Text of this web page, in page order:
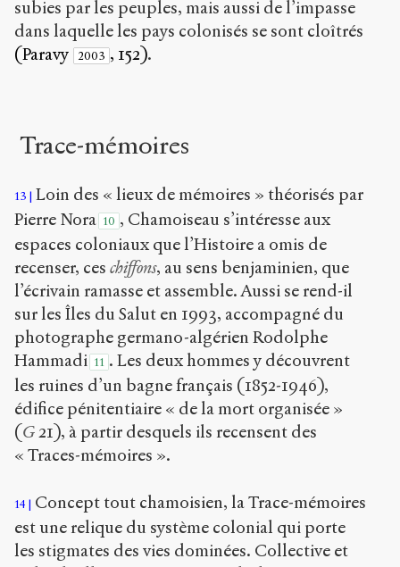
subies par les peuples, mais aussi de l’impasse
dans laquelle les pays colonisés se sont cloîtrés
(Paravy 2003 , 152).
Trace-mémoires
13
Loin des « lieux de mémoires » théorisés par
Pierre Nora 10 , Chamoiseau s’intéresse aux
espaces coloniaux que l’Histoire a omis de
recenser, ces chiffons, au sens benjaminien, que
l’écrivain ramasse et assemble. Aussi se rend-il
sur les Îles du Salut en 1993, accompagné du
photographe germano-algérien Rodolphe
Hammadi 11 . Les deux hommes y découvrent
les ruines d’un bagne français (1852-1946),
édifice pénitentiaire « de la mort organisée »
(G21), à partir desquels ils recensent des
« Traces-mémoires ».
14
Concept tout chamoisien, la Trace-mémoires
est une relique du système colonial qui porte
les stigmates des vies dominées. Collective et